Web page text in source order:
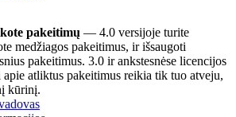
pakeitimų — 4.0 versijoje turite
medžiagos pakeitimus, ir išsaugoti
pakeitimus. 3.0 ir ankstesnėse licencijos
atliktus pakeitimus reikia tik tuo atveju,
kūrinį.